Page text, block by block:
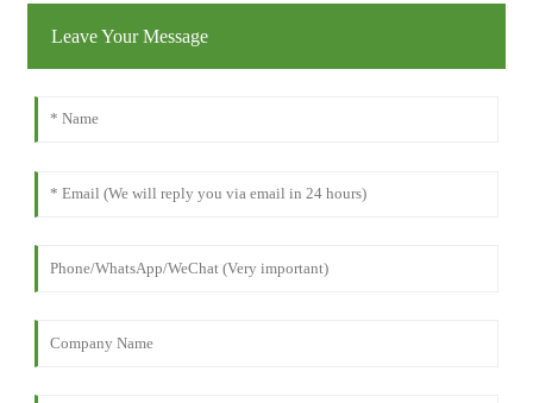
Leave Your Message